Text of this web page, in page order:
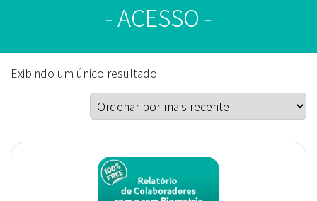
- ACESSO -
Exibindo um único resultado